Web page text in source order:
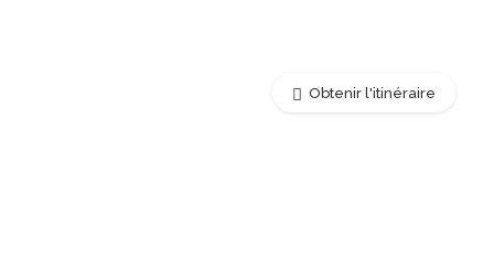
Obtenir l'itinéraire